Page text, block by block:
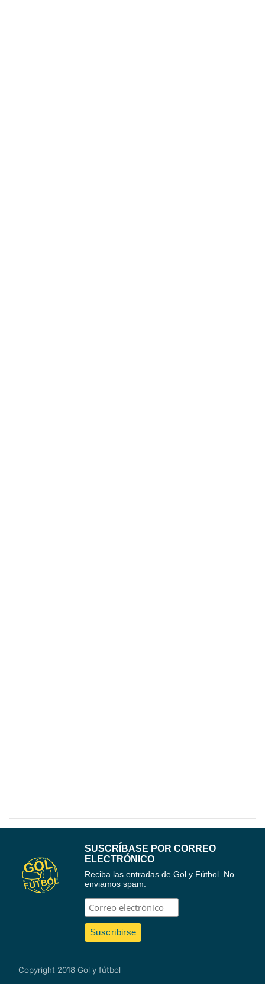
SUSCRÍBASE POR CORREO
ELECTRÓNICO
Reciba las entradas de Gol y Fútbol. No
enviamos spam.
Copyright 2018 Gol y fútbol